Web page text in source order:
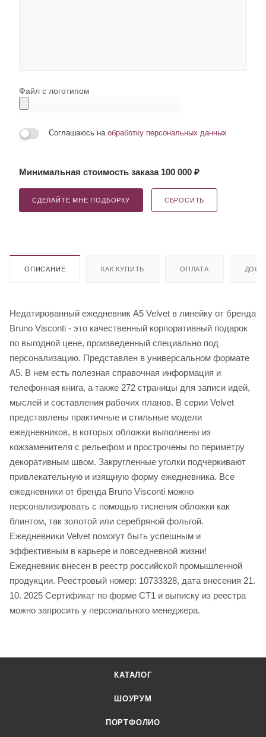
Файл с логотипом
Соглашаюсь на обработку персональных данных
Минимальная стоимость заказа 100 000 ₽
СДЕЛАЙТЕ МНЕ ПОДБОРКУ СБРОСИТЬ
ОПИСАНИЕ КАК КУПИТЬ ОПЛАТА
Недатированный ежедневник A5 Velvet в линейку от бренда
Bruno Visconti - это качественный корпоративный подарок
по выгодной цене, произведенный специально под
персонализацию. Представлен в универсальном формате
А5. В нем есть полезная справочная информация и
телефонная книга, а также 272 страницы для записи идей,
мыслей и составления рабочих планов. В серии Velvet
представлены практичные и стильные модели
ежедневников, в которых обложки выполнены из
кожзаменителя с рельефом и прострочены по периметру
декоративным швом. Закругленные уголки подчеркивают
привлекательную и изящную форму ежедневника. Все
ежедневники от бренда Bruno Visconti можно
персонализировать с помощью тиснения обложки как
блинтом, так золотой или серебряной фольгой.
Ежедневники Velvet помогут быть успешным и
эффективным в карьере и повседневной жизни!
Ежедневник внесен в реестр российской промышленной
продукции. Реестровый номер: 10733328, дата внесения 21.
10. 2025 Сертификат по форме СТ1 и выписку из реестра
можно запросить у персонального менеджера.
КАТАЛОГ
ШОУРУМ
ПОРТФОЛИО